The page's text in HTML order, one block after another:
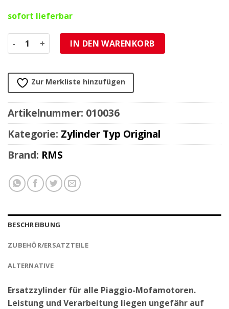
sofort lieferbar
Zylinderkit RMS Piaggio Ciao/SI 38,4mm Axe 10mm Menge
IN DEN WARENKORB
Zur Merkliste hinzufügen
Artikelnummer: 010036
Kategorie: Zylinder Typ Original
Brand: RMS
BESCHREIBUNG
ZUBEHÖR/ERSATZTEILE
ALTERNATIVE
Ersatzzylinder für alle Piaggio-Mofamotoren.
Leistung und Verarbeitung liegen ungefähr auf